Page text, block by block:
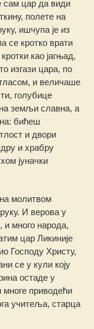
сам цар да види
полете на
ишчупа је из
се кротко врати
као јагњад,
изгази цара, по
и величаше
голубице
земљи славна, а
бићеш
и двори
и храбру
јуначки
молитвом
И верова у
много народа,
цар Ликиније
Господу Христу,
се у кули коју
остаде у
многе приводећи
учитеља, старца